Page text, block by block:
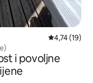
Prosječna
4,74 (19)
i povoljne